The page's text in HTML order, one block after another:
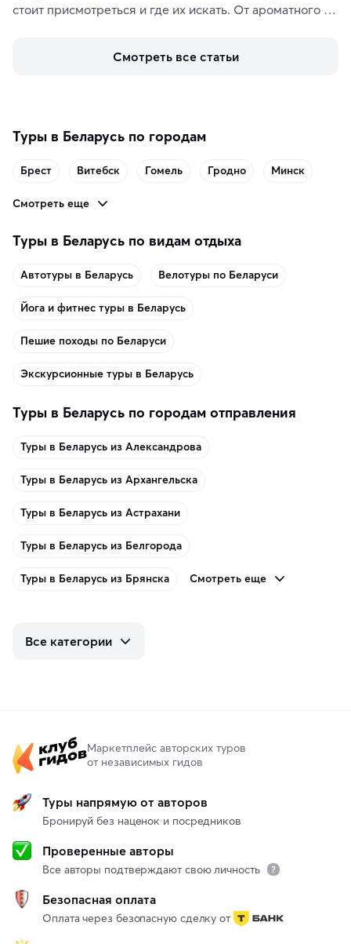
стоит присмотреться и где их искать. От ароматного
аутентичных лавках — в подарок близким или себе на
Смотреть все статьи
Туры в Беларусь по городам
Брест Витебск Гомель Гродно Минск
Смотреть еще
Туры в Беларусь по видам отдыха
Автотуры в Беларусь Велотуры по Беларуси
Йога и фитнес туры в Беларусь
Пешие походы по Беларуси
Экскурсионные туры в Беларусь
Туры в Беларусь по городам отправления
Туры в Беларусь из Александрова
Туры в Беларусь из Архангельска
Туры в Беларусь из Астрахани
Туры в Беларусь из Белгорода
Туры в Беларусь из Брянска Смотреть еще
Все категории
Маркетплейс авторских туров
от независимых гидов
Туры напрямую от авторов
Бронируй без наценок и посредников
Проверенные авторы
Все авторы подтверждают свою личность
Безопасная оплата
Оплата через безопасную сделку от